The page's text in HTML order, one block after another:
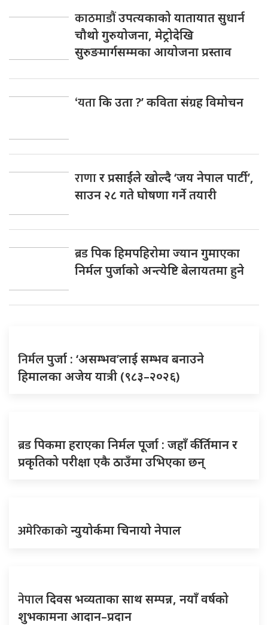
काठमाडौंउपत्यकाको यातायात सुधार्न
चौथो गुरुयोजना, मेट्रोदेखि
सुरुङमार्गसम्मका आयोजना प्रस्ताव
‘यताकि उता ?’ कविता संग्रह विमोचन
राणार प्रसाईंले खोल्दै ‘जय नेपाल पार्टी’,
साउन २८ गते घोषणा गर्ने तयारी
ब्रडपिक हिमपहिरोमा ज्यान गुमाएका
निर्मल पुर्जाको अन्त्येष्टि बेलायतमा हुने
निर्मलपुर्जा : ‘असम्भव’लाई सम्भव बनाउने
हिमालका अजेय यात्री (९८३–२०२६)
ब्रडपिकमा हराएका निर्मल पूर्जा : जहाँ कीर्तिमान र
प्रकृतिको परीक्षा एकै ठाउँमा उभिएका छन्
अमेरिकाकोन्युयोर्कमा चिनायो नेपाल
नेपालदिवस भव्यताका साथ सम्पन्न, नयाँ वर्षको
शुभकामना आदान–प्रदान